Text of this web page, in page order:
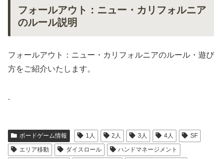
フォールアウト：ニュー・カリフォルニア
のルール説明
フォールアウト：ニュー・カリフォルニアのルール・遊び
方をご紹介いたします。
.
ボードゲーム情報 1人 2人 3人 4人
SF
エリア移動
ダイスロール
ハンドマネージメント